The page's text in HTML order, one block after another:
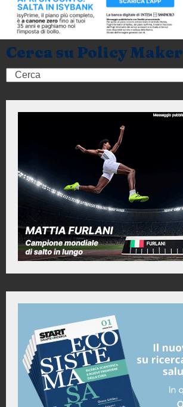
Cerca su Policy Maker
Search